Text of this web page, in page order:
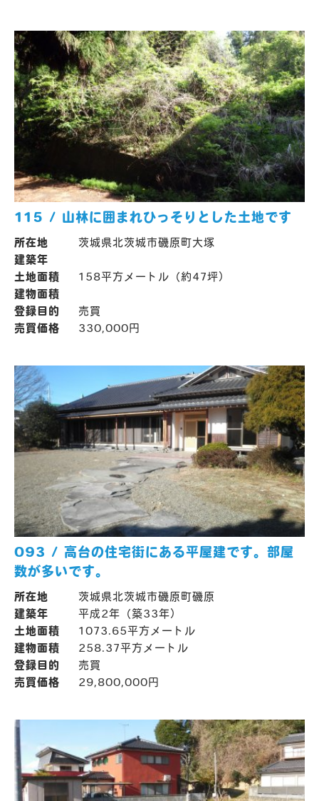
115 / 山林に囲まれひっそりとした土地です
所在地
茨城県北茨城市磯原町大塚
建築年
土地面積
158平方メートル（約47坪）
建物面積
登録目的
売買
売買価格
330,000円
093 / 高台の住宅街にある平屋建です。部屋
数が多いです。
所在地
茨城県北茨城市磯原町磯原
建築年
平成2年（築33年）
土地面積
1073.65平方メートル
建物面積
258.37平方メートル
登録目的
売買
売買価格
29,800,000円